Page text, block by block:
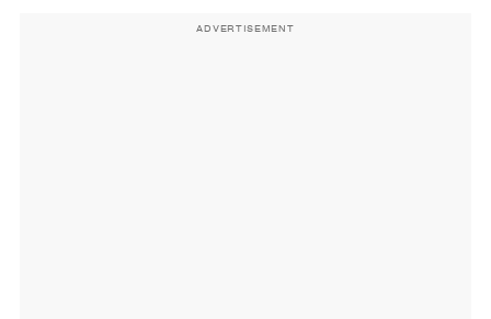
ADVERTISEMENT